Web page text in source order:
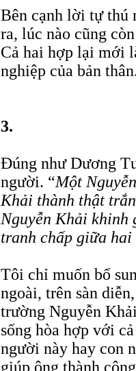
Bên cạnh lời tự thú
ra, lúc nào cũng
Cả hai hợp lại mới
nghiệp của bản
3.
Đúng như Dương
người. “Một
Khải thành thật
Nguyễn Khải khinh
tranh chấp giữa
Tôi chỉ muốn bổ
ngoài, trên sàn
trường Nguyễn
sống hòa hợp với
người này hay con
giúp ông thành